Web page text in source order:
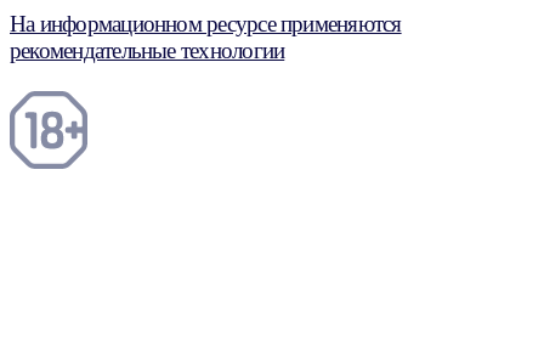
На информационном ресурсе применяются
рекомендательные технологии